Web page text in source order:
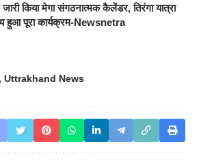
किया मेगा संगठनात्मक कैलेंडर, तिरंगा यात्रा
पूरा कार्यक्रम-Newsnetra
, Uttrakhand News